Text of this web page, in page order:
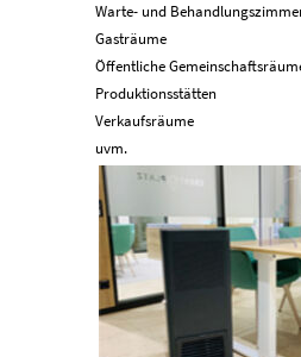
Warte- und
Gasträume
Öffentliche
Produktionsstätten
Verkaufsräume
uvm.